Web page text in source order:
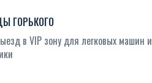
ГОРЬКОГО
в VIP зону для легковых машин и